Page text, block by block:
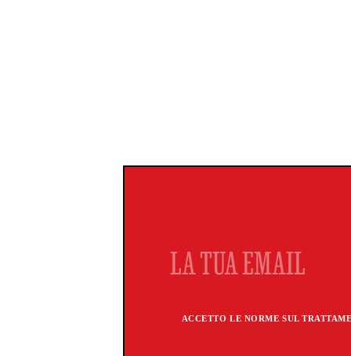
ACCETTO LE NORME SUL